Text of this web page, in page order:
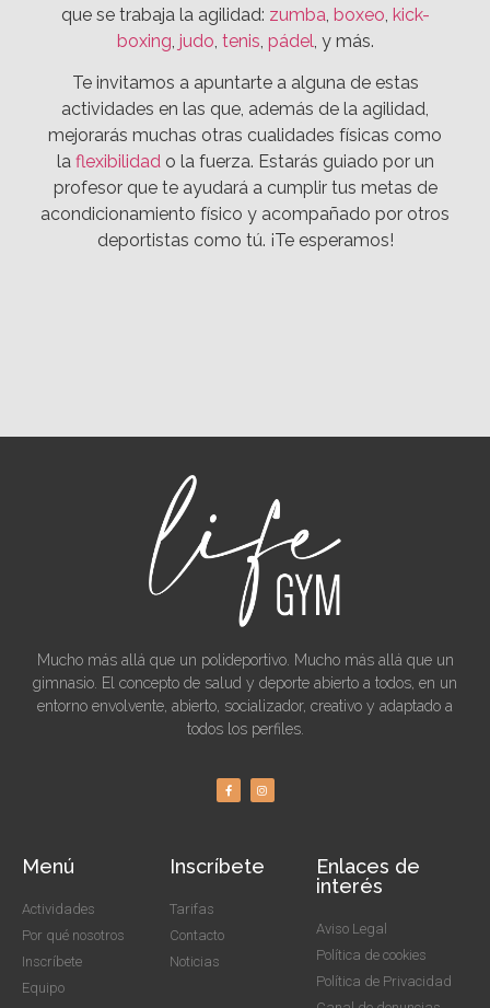
que se trabaja la agilidad: zumba, boxeo, kick-
boxing, judo, tenis, pádel, y más.
Te invitamos a apuntarte a alguna de estas
actividades en las que, además de la agilidad,
mejorarás muchas otras cualidades físicas como
la flexibilidado la fuerza. Estarás guiado por un
profesor que te ayudará a cumplir tus metas de
acondicionamiento físico y acompañado por otros
deportistas como tú. ¡Te esperamos!
Mucho más allá que un polideportivo. Mucho más allá que un
gimnasio. El concepto de salud y deporte abierto a todos, en un
entorno envolvente, abierto, socializador, creativo y adaptado a
todos los perfiles.
Menú
Actividades
Por qué nosotros
Inscríbete
Equipo
Inscríbete
Tarifas
Contacto
Noticias
Enlaces de
interés
Aviso Legal
Política de cookies
Política de Privacidad